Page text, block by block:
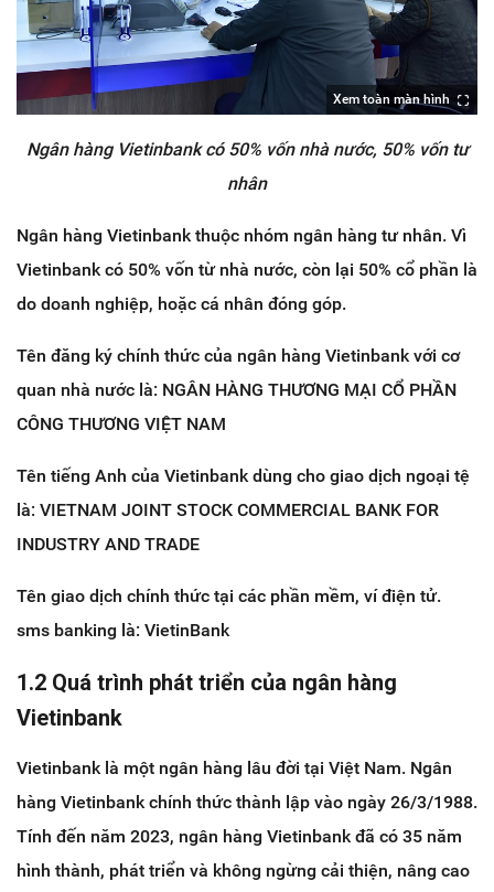
Xem toàn màn hình
Ngân hàng Vietinbank có 50% vốn nhà nước, 50% vốn tư
nhân
Ngân hàng Vietinbank thuộc nhóm ngân hàng tư nhân. Vì
Vietinbank có 50% vốn từ nhà nước, còn lại 50% cổ phần là
do doanh nghiệp, hoặc cá nhân đóng góp.
Tên đăng ký chính thức của ngân hàng Vietinbank với cơ
quan nhà nước là: NGÂN HÀNG THƯƠNG MẠI CỔ PHẦN
CÔNG THƯƠNG VIỆT NAM
Tên tiếng Anh của Vietinbank dùng cho giao dịch ngoại tệ
là: VIETNAM JOINT STOCK COMMERCIAL BANK FOR
INDUSTRY AND TRADE
Tên giao dịch chính thức tại các phần mềm, ví điện tử.
sms banking là: VietinBank
1.2 Quá trình phát triển của ngân hàng
Vietinbank
Vietinbank là một ngân hàng lâu đời tại Việt Nam. Ngân
hàng Vietinbank chính thức thành lập vào ngày 26/3/1988.
Tính đến năm 2023, ngân hàng Vietinbank đã có 35 năm
hình thành, phát triển và không ngừng cải thiện, nâng cao